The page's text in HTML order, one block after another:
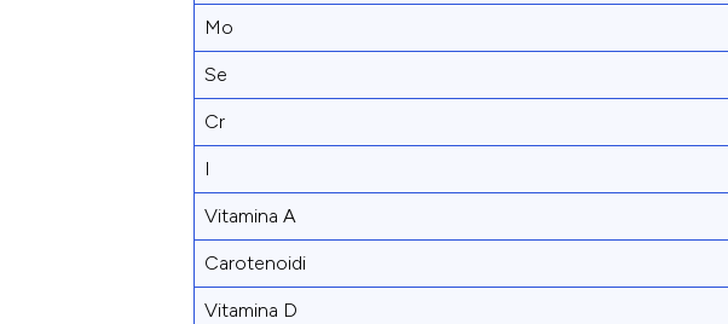
Mo
Se
Cr
I
Vitamina A
Carotenoidi
Vitamina D